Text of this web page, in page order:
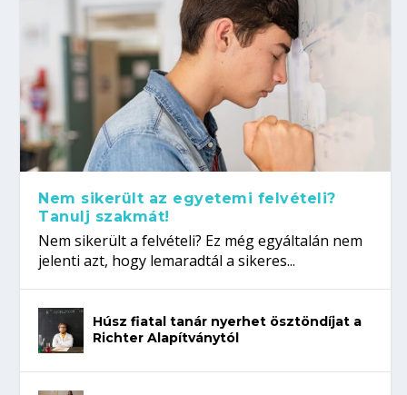
Nem sikerült az egyetemi felvételi?
Tanulj szakmát!
Nem sikerült a felvételi? Ez még egyáltalán nem
jelenti azt, hogy lemaradtál a sikeres...
Húsz fiatal tanár nyerhet ösztöndíjat a
Richter Alapítványtól